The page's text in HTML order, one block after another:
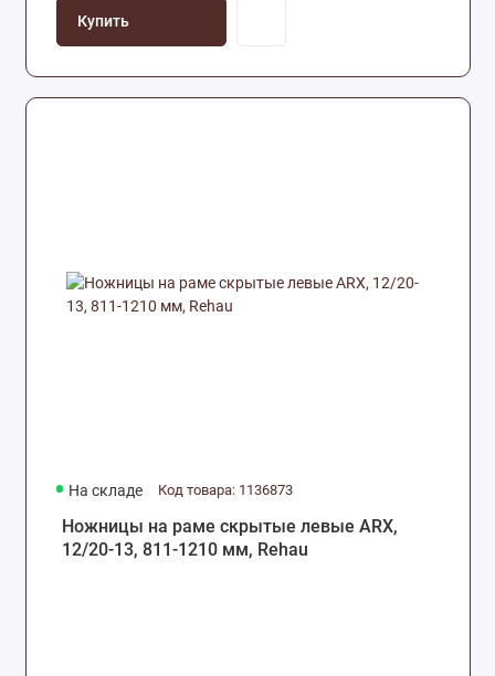
Купить
На складе Код товара: 1136873
Ножницы на раме скрытые левые ARX,
12/20-13, 811-1210 мм, Rehau